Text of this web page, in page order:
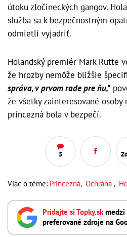
útoku zločineckých gangov.
služba sa k bezpečnostným
odmietli vyjadriť.
Holandský premiér Mark Rutte
že hrozby nemôže bližšie
správa, v prvom rade pre ňu,"
že všetky zainteresované
princezná bola v bezpečí.
5
Viac o téme: Princezná, Ochrana ,
Pridajte si Topky.skmedzi
preferované zdroje na